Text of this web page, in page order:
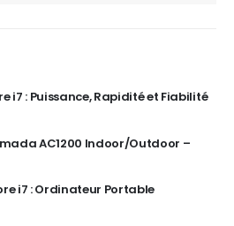
i7 : Puissance, Rapidité et Fiabilité
AC1200 Indoor/Outdoor –
i7 : Ordinateur Portable